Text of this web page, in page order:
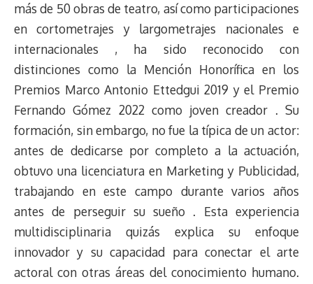
más de 50 obras de teatro, así como participaciones
en cortometrajes y largometrajes nacionales e
internacionales , ha sido reconocido con
distinciones como la Mención Honorífica en los
Premios Marco Antonio Ettedgui 2019 y el Premio
Fernando Gómez 2022 como joven creador . Su
formación, sin embargo, no fue la típica de un actor:
antes de dedicarse por completo a la actuación,
obtuvo una licenciatura en Marketing y Publicidad,
trabajando en este campo durante varios años
antes de perseguir su sueño . Esta experiencia
multidisciplinaria quizás explica su enfoque
innovador y su capacidad para conectar el arte
actoral con otras áreas del conocimiento humano.